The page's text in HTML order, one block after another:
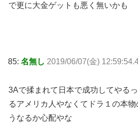
で更に大金ゲットも悪く無いかも
85: 名無し 2019/06/07(金)
3Aで揉まれて日本で成功してやる
るアメリカ人やなくてドラ１の本
うなるか心配やな